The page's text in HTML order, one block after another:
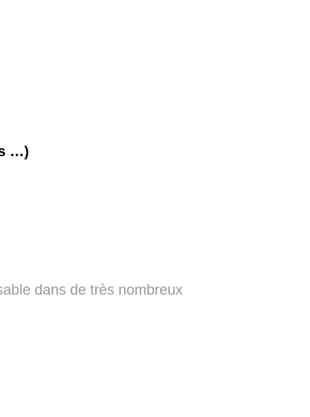
…)
dans de très nombreux